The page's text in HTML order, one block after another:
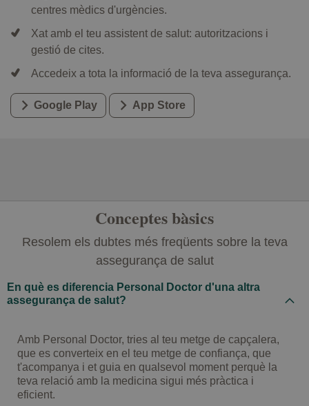
centres mèdics d'urgències.
Xat amb el teu assistent de salut: autoritzacions i
gestió de cites.
Accedeix a tota la informació de la teva assegurança.
Google Play App Store
Conceptes bàsics
Resolem els dubtes més freqüents sobre la teva
assegurança de salut
En què es diferencia Personal Doctor d'una altra
assegurança de salut?
Amb Personal Doctor, tries al teu metge de capçalera,
que es converteix en el teu metge de confiança, que
t'acompanya i et guia en qualsevol moment perquè la
teva relació amb la medicina sigui més pràctica i
eficient.